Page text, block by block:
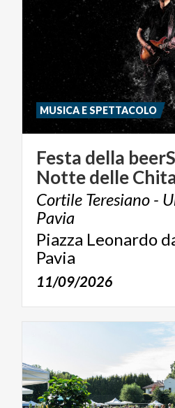
Festa della
Nottedelle
Cortile Teresiano -
Pavia
Piazza Leonardo
Pavia
11/09/2026
MUSICA E SPETTACOLO